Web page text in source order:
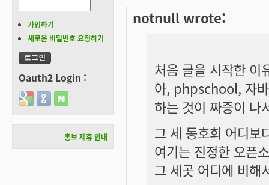
notnull wrote:
처음 글을 시작한 이
아, phpschool, 자바
하는 것이 짜증이 나
그 세 동호회 어디보
여기는 진정한 오픈
그 세곳 어디에 비해
가입하기
새로운 비밀번호 요청하기
Oauth2 Login :
Login with Google
Login with GitHub
Login with Naver
홍보 제휴 안내